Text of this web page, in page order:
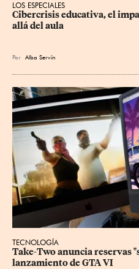
LOS ESPECIALES
Cibercrisis educativa, el
allá del aula
Por Alba Servín
TECNOLOGÍA
Take-Two anuncia reservas
lanzamiento de GTA VI